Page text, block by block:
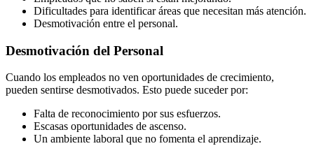
Dificultades para identificar áreas que necesitan más atención.
Desmotivación entre el personal.
Desmotivación del Personal
Cuando los empleados no ven oportunidades de crecimiento,
pueden sentirse desmotivados. Esto puede suceder por:
Falta de reconocimiento por sus esfuerzos.
Escasas oportunidades de ascenso.
Un ambiente laboral que no fomenta el aprendizaje.